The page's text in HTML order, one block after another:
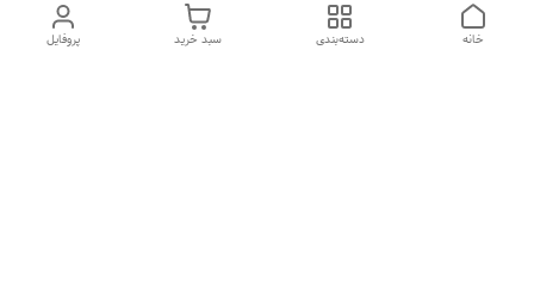
پروفایل سبد خرید دسته‌بندی خانه